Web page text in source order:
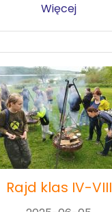
Więcej
Rajd klas IV-VIII